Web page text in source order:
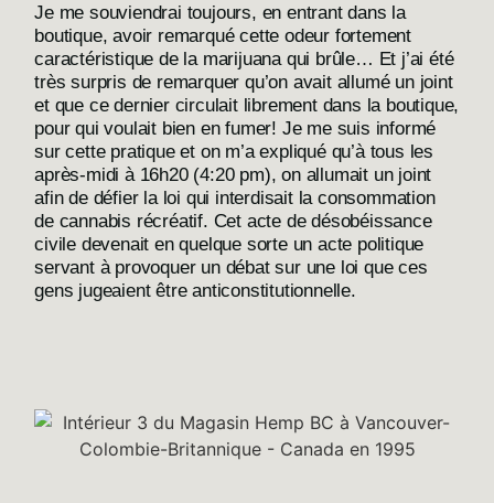
Je me souviendrai toujours, en entrant dans la
boutique, avoir remarqué cette odeur fortement
caractéristique de la marijuana qui brûle… Et j’ai été
très surpris de remarquer qu’on avait allumé un joint
et que ce dernier circulait librement dans la boutique,
pour qui voulait bien en fumer! Je me suis informé
sur cette pratique et on m’a expliqué qu’à tous les
après-midi à 16h20 (4:20 pm), on allumait un joint
afin de défier la loi qui interdisait la consommation
de cannabis récréatif. Cet acte de désobéissance
civile devenait en quelque sorte un acte politique
servant à provoquer un débat sur une loi que ces
gens jugeaient être anticonstitutionnelle.